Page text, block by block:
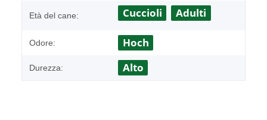
Età del cane: Cuccioli Adulti
Odore: Hoch
Durezza: Alto